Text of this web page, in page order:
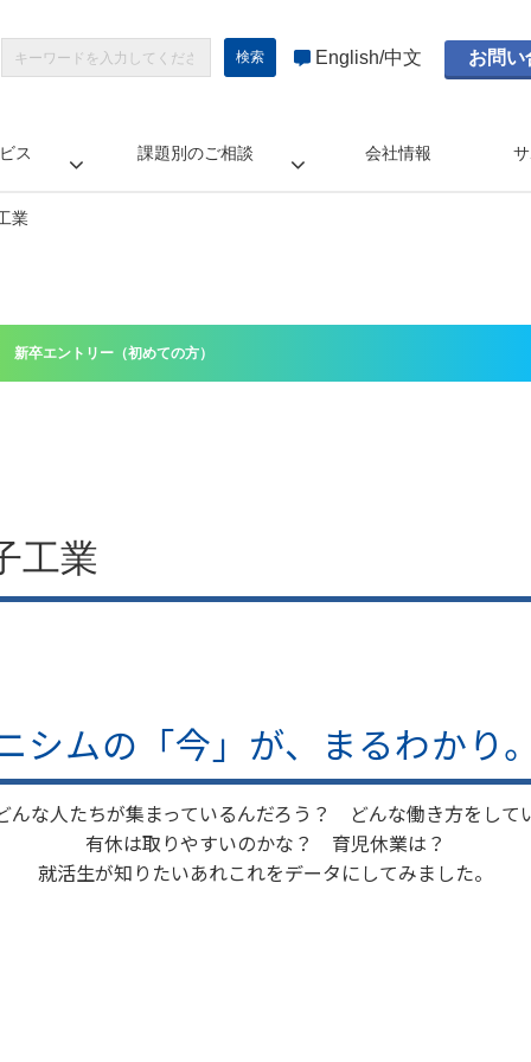
English 中文 お問い
ス 課題別のご相談 会社情報
業
新卒エントリー（初めての方）
工業
シムの「今」が、まるわかり
んな人たちが集まっているんだろう？ どんな働き方をして
有休は取りやすいのかな？ 育児休業は？
就活生が知りたいあれこれをデータにしてみました。